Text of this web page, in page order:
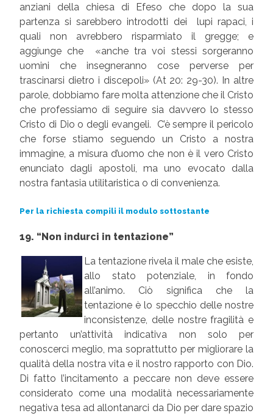
anziani della chiesa di Efeso che dopo la sua
partenza si sarebbero introdotti dei lupi rapaci, i
quali non avrebbero risparmiato il gregge; e
aggiunge che «anche tra voi stessi sorgeranno
uomini che insegneranno cose perverse per
trascinarsi dietro i discepoli» (At 20: 29-30). In altre
parole, dobbiamo fare molta attenzione che il Cristo
che professiamo di seguire sia davvero lo stesso
Cristo di Dio o degli evangeli. C’è sempre il pericolo
che forse stiamo seguendo un Cristo a nostra
immagine, a misura d’uomo che non è il vero Cristo
enunciato dagli apostoli, ma uno evocato dalla
nostra fantasia utilitaristica o di convenienza.
Per la richiesta compili il modulo sottostante
19. “Non indurci in tentazione”
La tentazione rivela il male che esiste,
allo stato potenziale, in fondo
all’animo. Ciò significa che la
tentazione è lo specchio delle nostre
inconsistenze, delle nostre fragilità e
pertanto un’attività indicativa non solo per
conoscerci meglio, ma soprattutto per migliorare la
qualità della nostra vita e il nostro rapporto con Dio.
Di fatto l’incitamento a peccare non deve essere
considerato come una modalità necessariamente
negativa tesa ad allontanarci da Dio per dare spazio